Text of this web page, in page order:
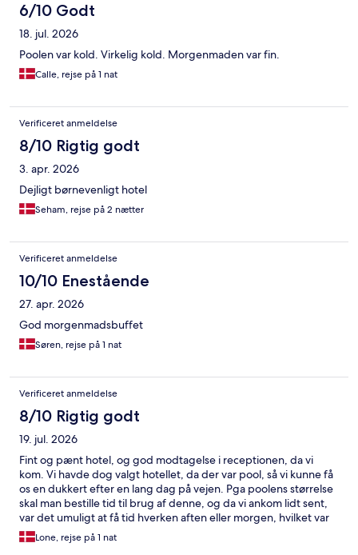
6/10 Godt
18. jul. 2026
Poolen var kold. Virkelig kold. Morgenmaden var fin.
Calle, rejse på 1 nat
Verificeret anmeldelse
8/10 Rigtig godt
3. apr. 2026
Dejligt børnevenligt hotel
Seham, rejse på 2 nætter
Verificeret anmeldelse
10/10 Enestående
27. apr. 2026
God morgenmadsbuffet
Søren, rejse på 1 nat
Verificeret anmeldelse
8/10 Rigtig godt
19. jul. 2026
Fint og pænt hotel, og god modtagelse i receptionen, da vi
kom. Vi havde dog valgt hotellet, da der var pool, så vi kunne få
os en dukkert efter en lang dag på vejen. Pga poolens størrelse
skal man bestille tid til brug af denne, og da vi ankom lidt sent,
var det umuligt at få tid hverken aften eller morgen, hvilket var
lidt ærgerligt. Morgenbuffeten var udmærket, dog lidt kaotisk,
men det er nok fordi det var lige i højsæsonen.
Lone, rejse på 1 nat